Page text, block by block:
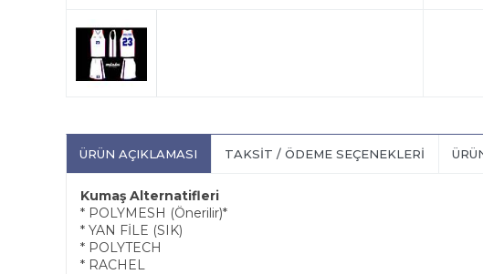
ÜRÜN AÇIKLAMASI TAKSIT / ÖDEME SEÇENEKLERI
Kumaş Alternatifleri
* POLYMESH (Önerilir)*
* YAN FİLE (SIK)
* POLYTECH
* RACHEL